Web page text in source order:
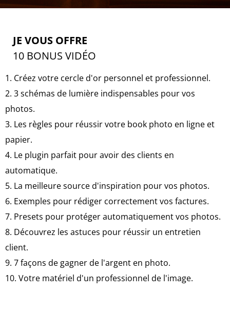
JE VOUS OFFRE
10 BONUS VIDÉO
1. Créez votre cercle d'or personnel et professionnel.
2. 3 schémas de lumière indispensables pour vos
photos.
3. Les règles pour réussir votre book photo en ligne et
papier.
4. Le plugin parfait pour avoir des clients en
automatique.
5. La meilleure source d'inspiration pour vos photos.
6. Exemples pour rédiger correctement vos factures.
7. Presets pour protéger automatiquement vos photos.
8. Découvrez les astuces pour réussir un entretien
client.
9. 7 façons de gagner de l'argent en photo.
10. Votre matériel d'un professionnel de l'image.